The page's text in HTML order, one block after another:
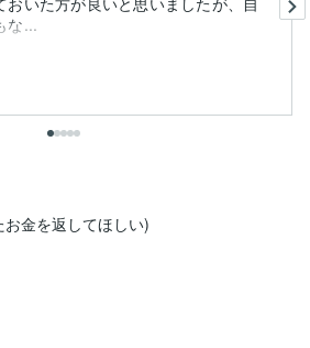
な...
お金を返してほしい)